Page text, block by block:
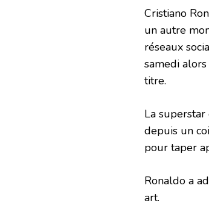
Cristiano
un autre
réseaux
samedi
titre.
La
depuis un
pour taper
Ronaldo a
art.